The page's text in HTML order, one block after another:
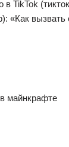
майнкрафте